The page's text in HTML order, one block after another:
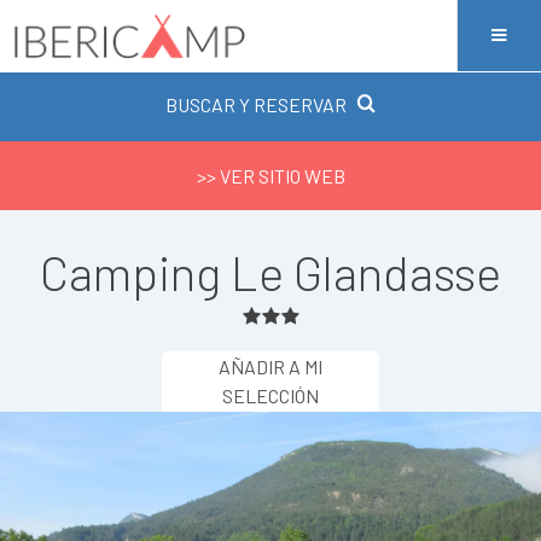
BUSCAR Y RESERVAR
>> VER SITIO WEB
Camping Le Glandasse
AÑADIR A MI
SELECCIÓN